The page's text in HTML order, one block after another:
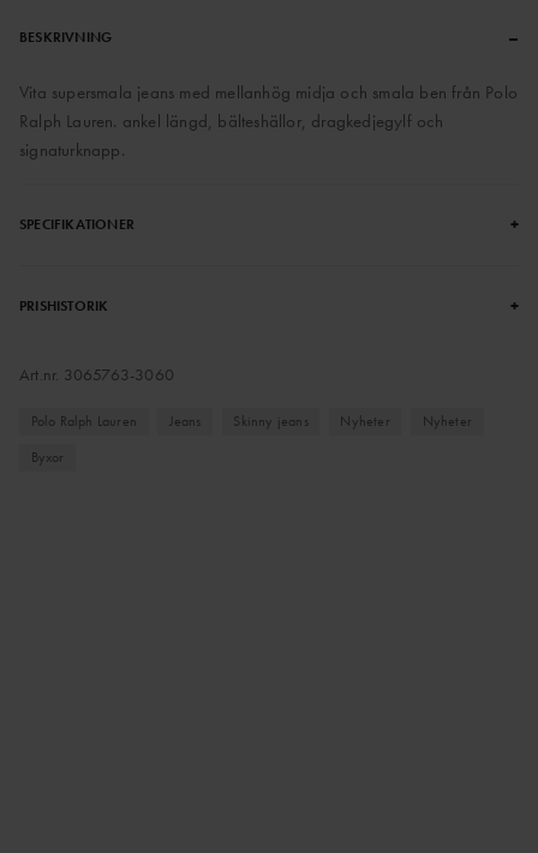
BESKRIVNING –
Vita supersmala jeans med mellanhög midja och smala ben från Polo
Ralph Lauren. ankel längd, bälteshällor, dragkedjegylf och
signaturknapp.
SPECIFIKATIONER +
PRISHISTORIK +
Art.nr. 3065763-3060
Polo Ralph Lauren Jeans Skinny jeans Nyheter
Nyheter
Byxor